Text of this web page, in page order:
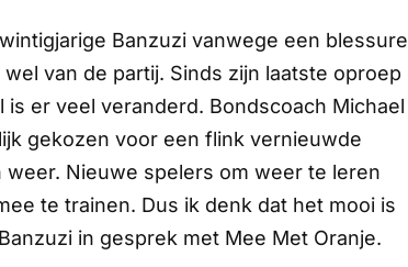
Banzuzi vanwege een blessure
van de partij. Sinds zijn laatste oproep
er veel veranderd. Bondscoach Michael
gekozen voor een flink vernieuwde
Nieuwe spelers om weer te leren
te trainen. Dus ik denk dat het mooi is
in gesprek met Mee Met Oranje.